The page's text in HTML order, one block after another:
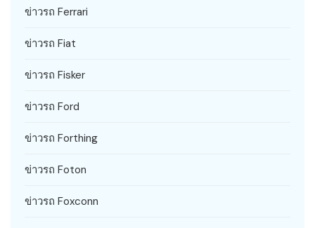
ข่าวรถ Ferrari
ข่าวรถ Fiat
ข่าวรถ Fisker
ข่าวรถ Ford
ข่าวรถ Forthing
ข่าวรถ Foton
ข่าวรถ Foxconn